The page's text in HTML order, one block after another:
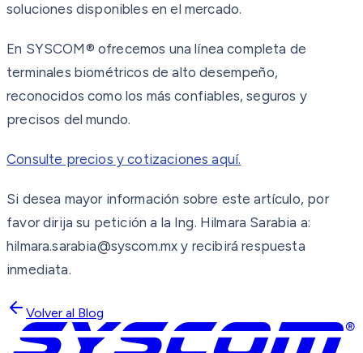
soluciones disponibles en el mercado.
En SYSCOM® ofrecemos una línea completa de
terminales biométricos de alto desempeño,
reconocidos como los más confiables, seguros y
precisos del mundo.
Consulte precios y cotizaciones aquí.
Si desea mayor información sobre este artículo, por
favor dirija su petición a la Ing. Hilmara Sarabia a:
hilmara.sarabia@syscom.mx y recibirá respuesta
inmediata.
Volver al Blog